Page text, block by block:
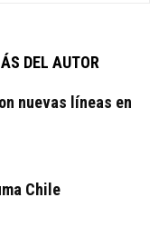
DEL AUTOR
nuevas líneas en
Chile